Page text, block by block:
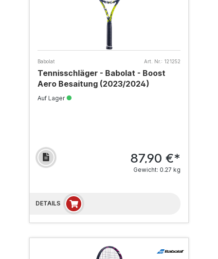
Babolat Art. Nr.: 121252
Tennisschläger - Babolat - Boost
Aero Besaitung (2023/2024)
Auf Lager
87,90 €*
Gewicht: 0.27 kg
DETAILS